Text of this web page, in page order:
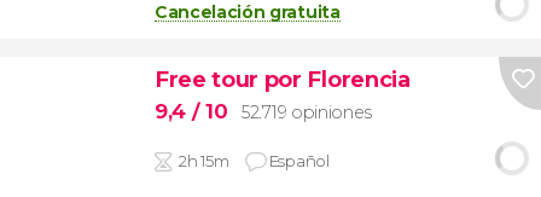
Cancelación gratuita
Free tour por Florencia
9,4 / 10 52.719 opiniones
2h 15m Español